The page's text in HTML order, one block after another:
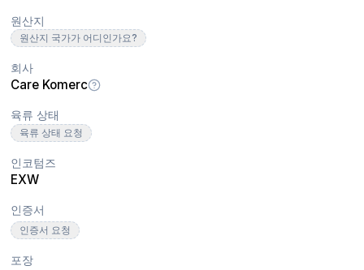
원산지
원산지 국가가 어디인가요?
회사
Care Komerc
육류 상태
육류 상태 요청
인코텀즈
EXW
인증서
인증서 요청
포장